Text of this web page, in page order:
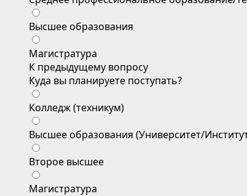
Высшее образования
Магистратура
К предыдущему вопросу
Куда вы планируете поступать?
Колледж (техникум)
Высшее образования (Университет/
Второе высшее
Магистратура